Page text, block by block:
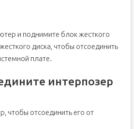
и поднимите блок жесткого
диска, чтобы отсоединить
плате.
интерпозер
чтобы отсоединить его от